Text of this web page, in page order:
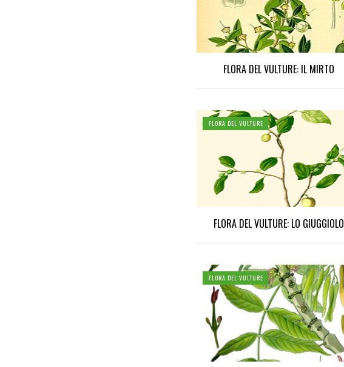
FLORA DEL VULTURE: IL MIRTO
FLORA DEL VULTURE
FLORA DEL VULTURE: LO GIUGGIOLO
FLORA DEL VULTURE